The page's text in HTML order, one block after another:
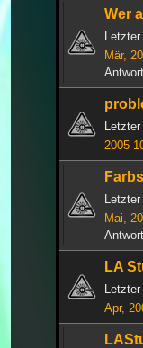
Wer
Mär,
2005
Mai,
LA
Apr,